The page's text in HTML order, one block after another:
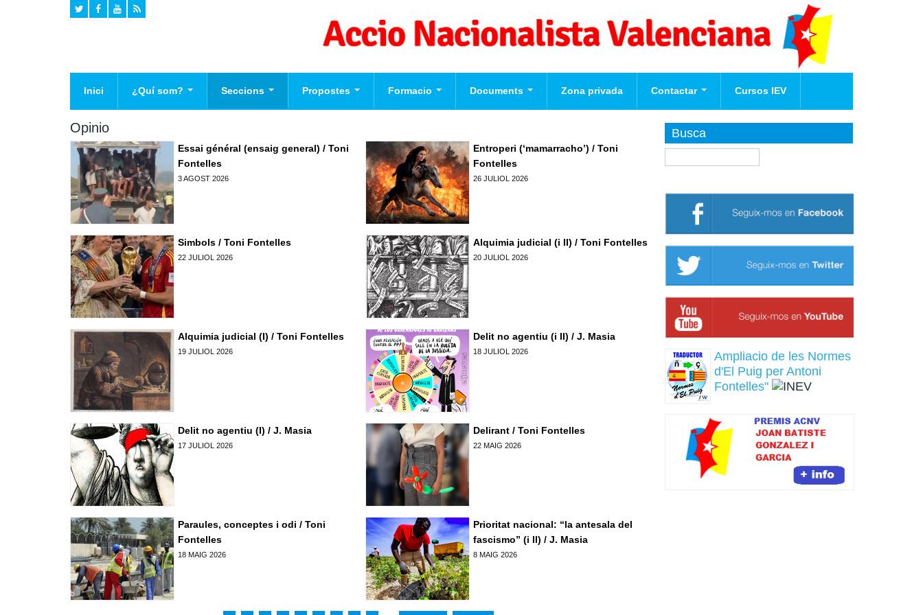
Inici ¿Quí som?
Declaracio de Principis
Seccions
Campanyes
Mig ambient
Politica
ACNV
Propostes
Programa Politic d'Accio
Nacionalista Valenciana
Formacio
Formacio dirigents
Formacio complementaria
Normes d'El Puig
Documents Zona privada
contrasenya
Contactar
Afilia't
Cursos IEV
Opinio
Essai général (ensaig general) / Toni
Fontelles
3 AGOST 2026
Entroperi (‘mamarracho’) / Toni
Fontelles
26 JULIOL 2026
Simbols / Toni Fontelles
22 JULIOL 2026
Alquimia judicial (i II) / Toni Fontelles
20 JULIOL 2026
Alquimia judicial (I) / Toni Fontelles
19 JULIOL 2026
Delit no agentiu (i II) / J. Masia
18 JULIOL 2026
Delit no agentiu (I) / J. Masia
17 JULIOL 2026
Delirant / Toni Fontelles
22 MAIG 2026
Paraules, conceptes i odi / Toni
Fontelles
18 MAIG 2026
Prioritat nacional: “la antesala del
fascismo” (i II) / J. Masia
8 MAIG 2026
Pagines
Busca
Ampliacio de les Normes
d'El Puig per Antoni
Fontelles"